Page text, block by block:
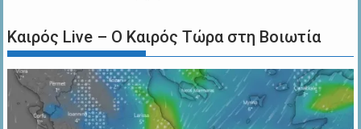
Καιρός Live – Ο Καιρός Τώρα στη Βοιωτία